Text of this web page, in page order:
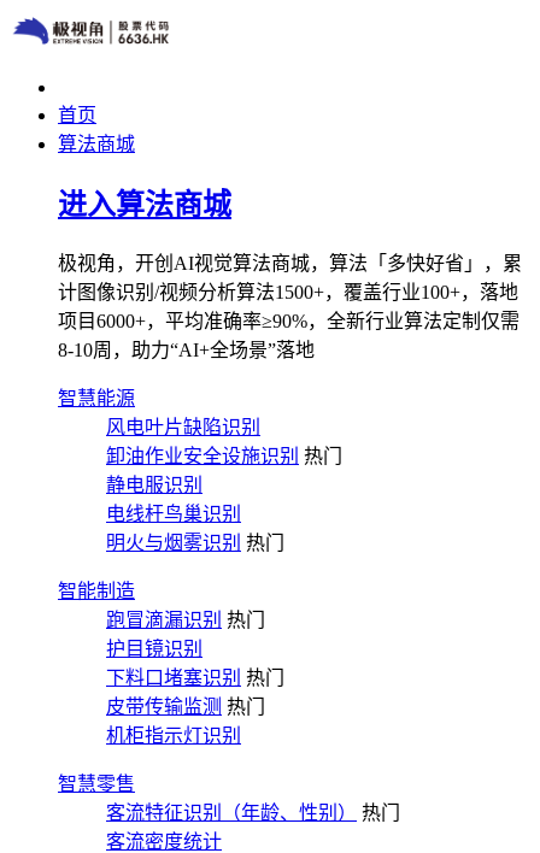
首页
算法商城
进入算法商城
极视角，开创AI视觉算法商城，算法「多快好省」，累
计图像识别/视频分析算法1500+，覆盖行业100+，落地
项目6000+，平均准确率≥90%，全新行业算法定制仅需
8-10周，助力“AI+全场景”落地
智慧能源
风电叶片缺陷识别
卸油作业安全设施识别 热门
静电服识别
电线杆鸟巢识别
明火与烟雾识别 热门
智能制造
跑冒滴漏识别 热门
护目镜识别
下料口堵塞识别 热门
皮带传输监测 热门
机柜指示灯识别
智慧零售
客流特征识别（年龄、性别）
热门
客流密度统计